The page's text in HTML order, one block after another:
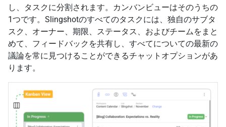
し、タスクに分割されます。カンバンビューはそのうちの
1つです。Slingshotのすべてのタスクには、独自のサブタ
スク、オーナー、期限、ステータス、およびチームをまと
めて、フィードバックを共有し、すべてについての最新の
議論を常に見つけることができるチャットオプションがあ
ります。